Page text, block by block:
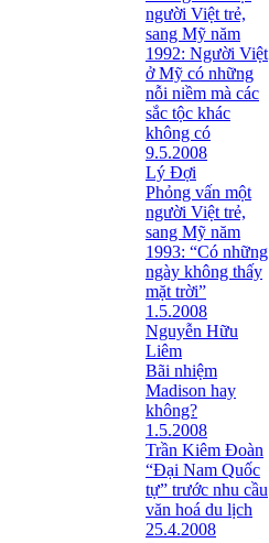
người Việt trẻ,
sang Mỹ năm
1992: Người Việt
ở Mỹ có những
nỗi niềm mà các
sắc tộc khác
không có
9.5.2008
Lý Đợi
Phỏng vấn một
người Việt trẻ,
sang Mỹ năm
1993: “Có những
ngày không thấy
mặt trời”
1.5.2008
Nguyễn Hữu
Liêm
Bãi nhiệm
Madison hay
không?
1.5.2008
Trần Kiêm Đoàn
“Đại Nam Quốc
tự” trước nhu cầu
văn hoá du lịch
25.4.2008